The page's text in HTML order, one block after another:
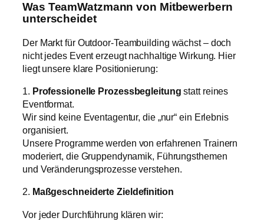
Was TeamWatzmann von Mitbewerbern
unterscheidet
Der Markt für Outdoor-Teambuilding wächst – doch
nicht jedes Event erzeugt nachhaltige Wirkung. Hier
liegt unsere klare Positionierung:
1. Professionelle Prozessbegleitung statt reines
Eventformat.
Wir sind keine Eventagentur, die „nur“ ein Erlebnis
organisiert.
Unsere Programme werden von erfahrenen Trainern
moderiert, die Gruppendynamik, Führungsthemen
und Veränderungsprozesse verstehen.
2. Maßgeschneiderte Zieldefinition
Vor jeder Durchführung klären wir: